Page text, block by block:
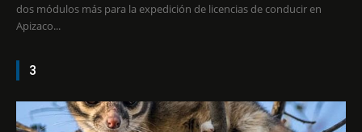
dos módulos más para la expedición de licencias de conducir en
Apizaco...
3